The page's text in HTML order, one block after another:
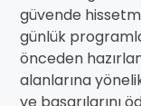
güvende
günlük
önceden
alanlarına